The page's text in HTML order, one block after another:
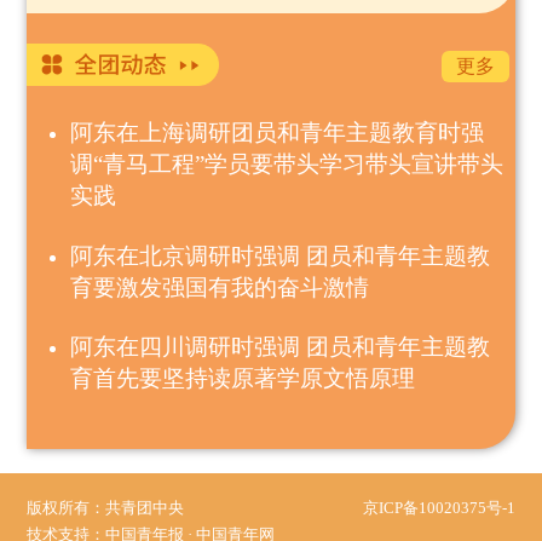
更多
阿东在上海调研团员和青年主题教育时强
调“青马工程”学员要带头学习带头宣讲带头
实践
阿东在北京调研时强调 团员和青年主题教
育要激发强国有我的奋斗激情
阿东在四川调研时强调 团员和青年主题教
育首先要坚持读原著学原文悟原理
版权所有：共青团中央
京ICP备10020375号-1
技术支持：中国青年报 · 中国青年网